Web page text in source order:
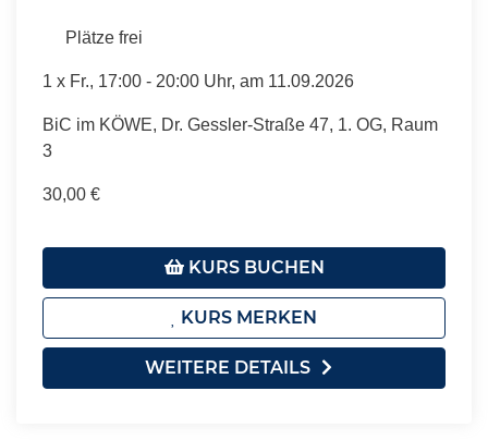
Plätze frei
1 x Fr., 17:00 - 20:00 Uhr, am 11.09.2026
BiC im KÖWE, Dr. Gessler-Straße 47, 1. OG, Raum
3
30,00 €
KURS BUCHEN
KURS MERKEN
WEITERE DETAILS